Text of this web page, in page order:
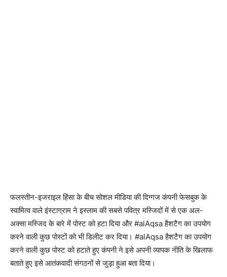
फलस्‍तीन-इजराइल हिंसा के बीच सोशल मीडिया की दिग्गज कंपनी फेसबुक के
स्वामित्व वाले इंस्टाग्राम ने इस्लाम की सबसे पवित्र मस्जिदों में से एक अल-
अक्सा मस्जिद के बारे में पोस्ट को हटा दिया और #alAqsa हैशटैग का उपयोग
करने वाली कुछ पोस्टों को भी डिलीट कर दिया। #alAqsa हैशटैग का उपयोग
करने वाली कुछ पोस्ट को हटाते हुए कंपनी ने इसे अपनी व्यापक नीति के खिलाफ
बताते हुए इसे आतंकवादी संगठनों से जुड़ा हुआ बता दिया।